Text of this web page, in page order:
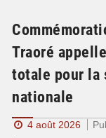
Traoré
totale pour la
nationale
4 août 2026